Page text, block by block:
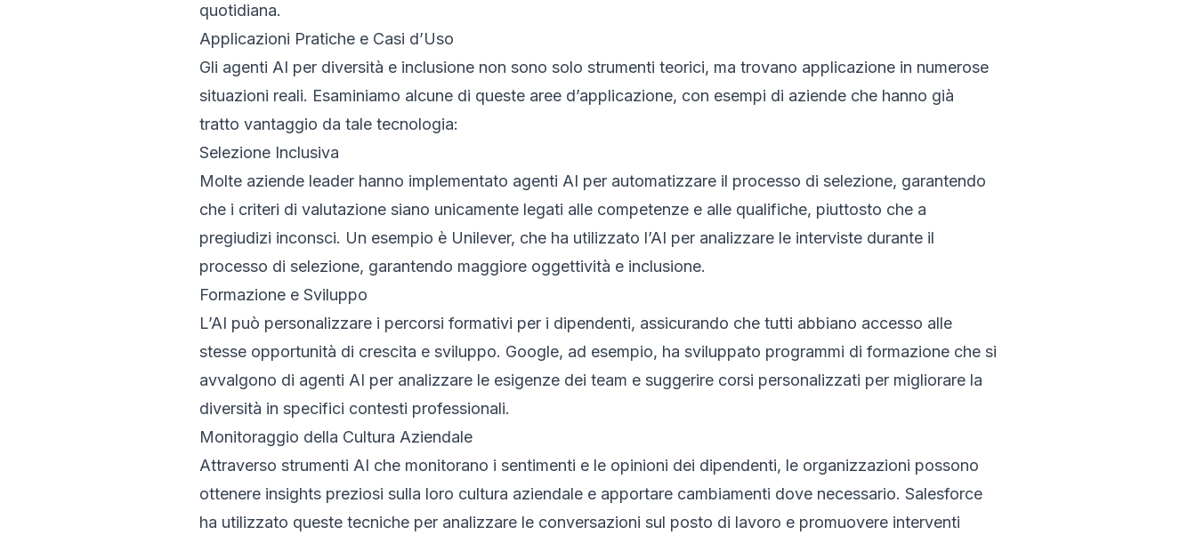
quotidiana.
Applicazioni Pratiche e Casi d’Uso
Gli agenti AI per diversità e inclusione non sono solo strumenti teorici, ma trovano applicazione in numerose
situazioni reali. Esaminiamo alcune di queste aree d’applicazione, con esempi di aziende che hanno già
tratto vantaggio da tale tecnologia:
Selezione Inclusiva
Molte aziende leader hanno implementato agenti AI per automatizzare il processo di selezione, garantendo
che i criteri di valutazione siano unicamente legati alle competenze e alle qualifiche, piuttosto che a
pregiudizi inconsci. Un esempio è Unilever, che ha utilizzato l’AI per analizzare le interviste durante il
processo di selezione, garantendo maggiore oggettività e inclusione.
Formazione e Sviluppo
L’AI può personalizzare i percorsi formativi per i dipendenti, assicurando che tutti abbiano accesso alle
stesse opportunità di crescita e sviluppo. Google, ad esempio, ha sviluppato programmi di formazione che si
avvalgono di agenti AI per analizzare le esigenze dei team e suggerire corsi personalizzati per migliorare la
diversità in specifici contesti professionali.
Monitoraggio della Cultura Aziendale
Attraverso strumenti AI che monitorano i sentimenti e le opinioni dei dipendenti, le organizzazioni possono
ottenere insights preziosi sulla loro cultura aziendale e apportare cambiamenti dove necessario. Salesforce
ha utilizzato queste tecniche per analizzare le conversazioni sul posto di lavoro e promuovere interventi